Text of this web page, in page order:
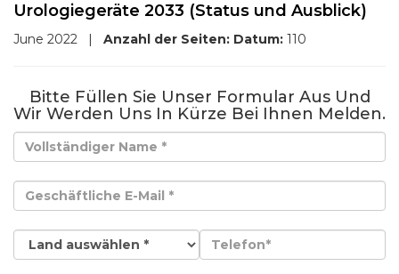
Urologiegeräte 2033 (Status und Ausblick)
June 2022 | Anzahl der Seiten: Datum: 110
Bitte Füllen Sie Unser Formular Aus Und
Wir Werden Uns In Kürze Bei Ihnen Melden.